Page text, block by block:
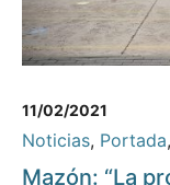
11/02/2021
Noticias, Portada,
Mazón: “La